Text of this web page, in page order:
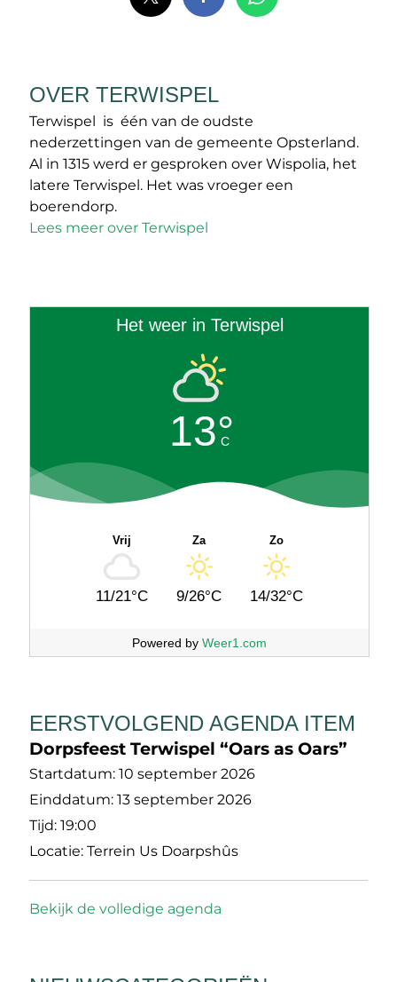
OVER TERWISPEL
Terwispel is één van de oudste
nederzettingen van de gemeente Opsterland.
Al in 1315 werd er gesproken over Wispolia, het
latere Terwispel. Het was vroeger een
boerendorp.
Lees meer over Terwispel
Het weer in Terwispel
13°
C
Vrij
11/21°C
Za
9/26°C
Zo
14/32°C
Powered by Weer1.com
EERSTVOLGEND AGENDA ITEM
Dorpsfeest Terwispel “Oars as Oars”
Startdatum: 10 september 2026
Einddatum: 13 september 2026
Tijd: 19:00
Locatie: Terrein Us Doarpshûs
Bekijk de volledige agenda